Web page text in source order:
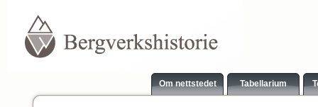
Om nettstedet Tabellarium